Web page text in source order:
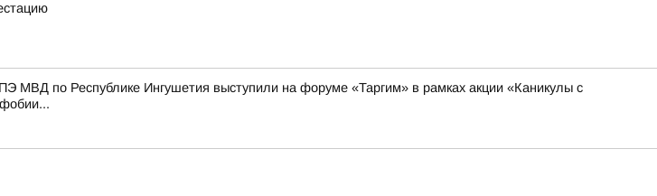
МВД по Республике Ингушетия выступили на форуме «Таргим» в рамках акции «Каникулы с